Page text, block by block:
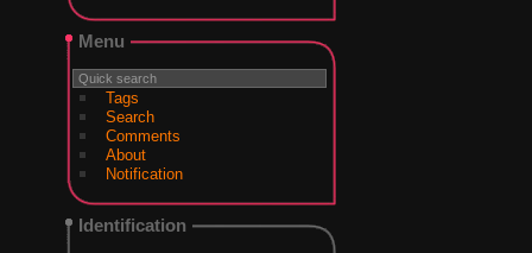
Menu
Tags
Search
Comments
About
Notification
Identification